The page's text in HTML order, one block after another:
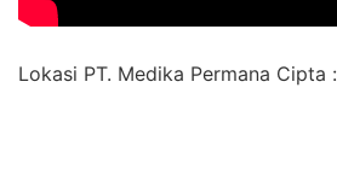
Lokasi PT. Medika Permana Cipta :